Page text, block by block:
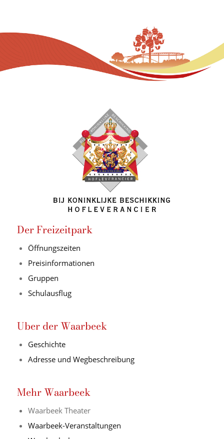
Der Freizeitpark
Öffnungszeiten
Preisinformationen
Gruppen
Schulausflug
Uber der Waarbeek
Geschichte
Adresse und Wegbeschreibung
Mehr Waarbeek
Waarbeek Theater
Waarbeek-Veranstaltungen